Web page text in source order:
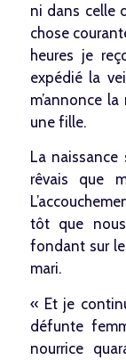
ni dans celle
chose
heures je
expédié la
m’annonce
une fille.
La naissance
rêvais que
tôt que
fondant sur
mari.
« Et je
défunte
nourrice